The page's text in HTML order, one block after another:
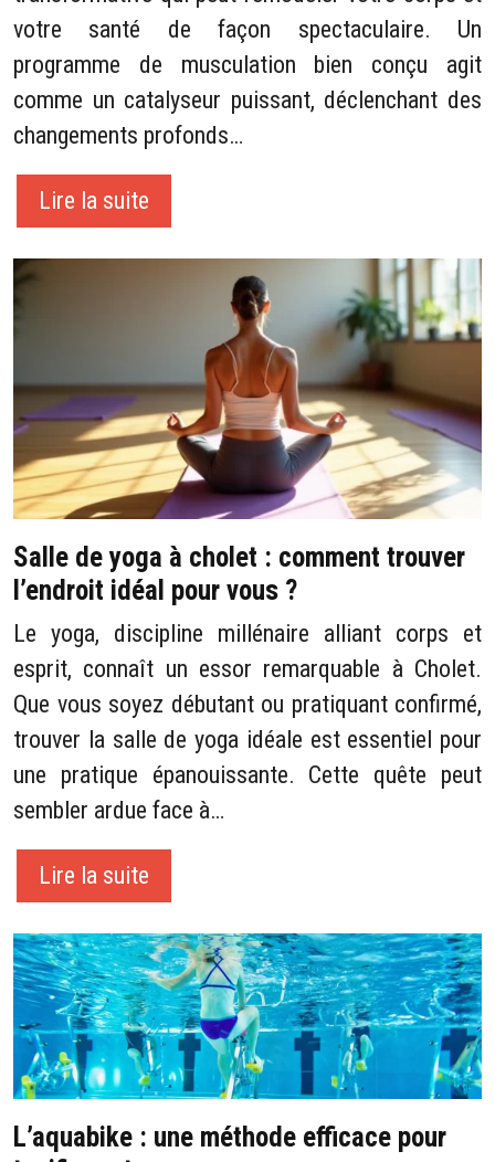
votre santé de façon spectaculaire. Un
programme de musculation bien conçu agit
comme un catalyseur puissant, déclenchant des
changements profonds…
Lire la suite
Salle de yoga à cholet : comment trouver
l’endroit idéal pour vous ?
Le yoga, discipline millénaire alliant corps et
esprit, connaît un essor remarquable à Cholet.
Que vous soyez débutant ou pratiquant confirmé,
trouver la salle de yoga idéale est essentiel pour
une pratique épanouissante. Cette quête peut
sembler ardue face à…
Lire la suite
L’aquabike : une méthode efficace pour